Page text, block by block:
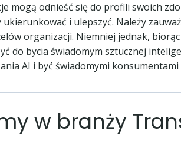
mogą odnieść się do profili swoich
i ulepszyć. Należy
organizacji. Niemniej jednak,
do bycia świadomym sztucznej
AI i być świadomymi
w branży